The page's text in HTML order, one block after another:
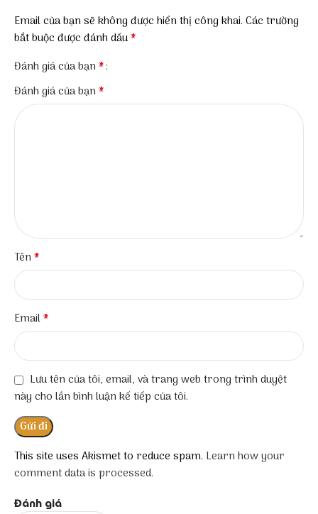
Đánh giá
Email của bạn sẽ không được hiển thị công khai. Các trường
bắt buộc được đánh dấu*
Đánh giá của bạn*
Đánh giá của bạn*
Tên*
Email*
Lưu tên của tôi, email, và trang web trong trình duyệt
này cho lần bình luận kế tiếp của tôi.
This site uses Akismet to reduce spam. Learn how your
comment data is processed.